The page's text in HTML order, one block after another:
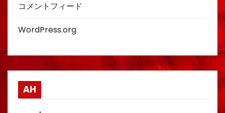
コメントフィード
WordPress.org
AH